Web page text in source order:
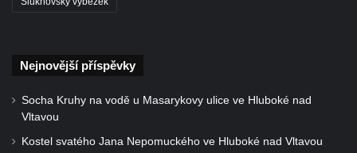
náměstí T. G. Masaryka ve Frýdlantu
Bývalý špitál čp. 176 ve Frýdlantu
Dům ev.č. 89 v Benešově ulici ve Sloupu v
Čechách
Dům čp. 79 v Mlýnské ulici ve Sloupu v
Nejnovější příspěvky
Socha Kruhy na vodě u Masarykovy ulice ve Hluboké nad
Vltavou
Kostel svatého Jana Nepomuckého ve Hluboké nad Vltavou